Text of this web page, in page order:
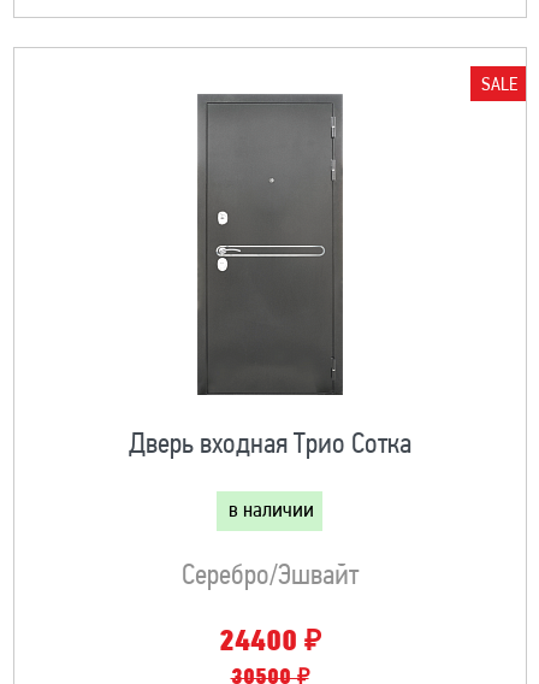
SALE
Дверь входная Трио Сотка
в наличии
Серебро/Эшвайт
24400 ₽
30500 ₽